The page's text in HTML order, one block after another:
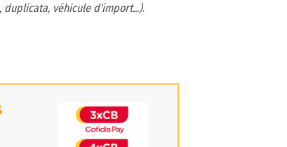
duplicata, véhicule d'import...).